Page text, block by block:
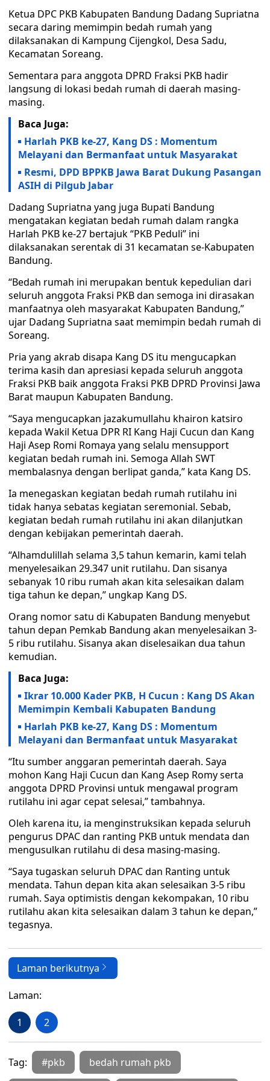
Ketua DPC PKB Kabupaten Bandung Dadang Supriatna
secara daring memimpin bedah rumah yang
dilaksanakan di Kampung Cijengkol, Desa Sadu,
Kecamatan Soreang.
Sementara para anggota DPRD Fraksi PKB hadir
langsung di lokasi bedah rumah di daerah masing-
masing.
Baca Juga:
Harlah PKB ke-27, Kang DS : Momentum
Melayani dan Bermanfaat untuk Masyarakat
Resmi, DPD BPPKB Jawa Barat Dukung Pasangan
ASIH di Pilgub Jabar
Dadang Supriatna yang juga Bupati Bandung
mengatakan kegiatan bedah rumah dalam rangka
Harlah PKB ke-27 bertajuk “PKB Peduli” ini
dilaksanakan serentak di 31 kecamatan se-Kabupaten
Bandung.
“Bedah rumah ini merupakan bentuk kepedulian dari
seluruh anggota Fraksi PKB dan semoga ini dirasakan
manfaatnya oleh masyarakat Kabupaten Bandung,”
ujar Dadang Supriatna saat memimpin bedah rumah di
Soreang.
Pria yang akrab disapa Kang DS itu mengucapkan
terima kasih dan apresiasi kepada seluruh anggota
Fraksi PKB baik anggota Fraksi PKB DPRD Provinsi Jawa
Barat maupun Kabupaten Bandung.
“Saya mengucapkan jazakumullahu khairon katsiro
kepada Wakil Ketua DPR RI Kang Haji Cucun dan Kang
Haji Asep Romi Romaya yang selalu mensupport
kegiatan bedah rumah ini. Semoga Allah SWT
membalasnya dengan berlipat ganda,” kata Kang DS.
Ia menegaskan kegiatan bedah rumah rutilahu ini
tidak hanya sebatas kegiatan seremonial. Sebab,
kegiatan bedah rumah rutilahu ini akan dilanjutkan
dengan kebijakan pemerintah daerah.
“Alhamdulillah selama 3,5 tahun kemarin, kami telah
menyelesaikan 29.347 unit rutilahu. Dan sisanya
sebanyak 10 ribu rumah akan kita selesaikan dalam
tiga tahun ke depan,” ungkap Kang DS.
Orang nomor satu di Kabupaten Bandung menyebut
tahun depan Pemkab Bandung akan menyelesaikan 3-
5 ribu rutilahu. Sisanya akan diselesaikan dua tahun
kemudian.
Baca Juga:
Ikrar 10.000 Kader PKB, H Cucun : Kang DS Akan
Memimpin Kembali Kabupaten Bandung
Harlah PKB ke-27, Kang DS : Momentum
Melayani dan Bermanfaat untuk Masyarakat
“Itu sumber anggaran pemerintah daerah. Saya
mohon Kang Haji Cucun dan Kang Asep Romy serta
anggota DPRD Provinsi untuk mengawal program
rutilahu ini agar cepat selesai,” tambahnya.
Oleh karena itu, ia menginstruksikan kepada seluruh
pengurus DPAC dan ranting PKB untuk mendata dan
mengusulkan rutilahu di desa masing-masing.
“Saya tugaskan seluruh DPAC dan Ranting untuk
mendata. Tahun depan kita akan selesaikan 3-5 ribu
rumah. Saya optimistis dengan kekompakan, 10 ribu
rutilahu akan kita selesaikan dalam 3 tahun ke depan,”
tegasnya.
Laman berikutnya
Laman:
1 2
Tag: #pkb bedah rumah pkb